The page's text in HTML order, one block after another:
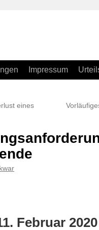
Impressum
eines
Februar